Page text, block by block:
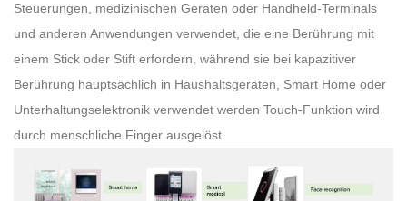
Steuerungen, medizinischen Geräten oder Handheld-Terminals
und anderen Anwendungen verwendet, die eine Berührung mit
einem Stick oder Stift erfordern, während sie bei kapazitiver
Berührung hauptsächlich in Haushaltsgeräten, Smart Home oder
Unterhaltungselektronik verwendet werden Touch-Funktion wird
durch menschliche Finger ausgelöst.